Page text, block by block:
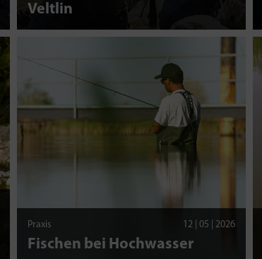
Veltlin
Praxis 12 | 05 | 2026
Fischen bei Hochwasser